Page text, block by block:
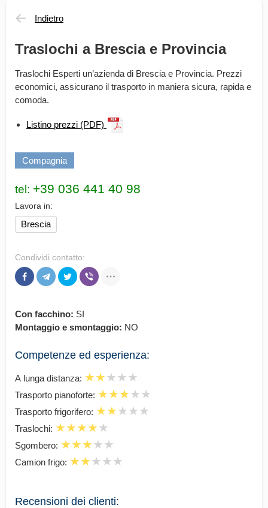
Indietro
Traslochi a Brescia e Provincia
Traslochi Esperti un’azienda di Brescia e Provincia. Prezzi
economici, assicurano il trasporto in maniera sicura, rapida e
comoda.
Listino prezzi (PDF)
Compagnia
tel:
Lavora in:
Brescia
Condividi contatto:
Con facchino: SI
Montaggio e smontaggio: NO
Competenze ed esperienza:
А lunga distanza:
Trasporto pianoforte:
Trasporto frigorifero:
Traslochi:
Sgombero:
Camion frigo:
Recensioni dei clienti: